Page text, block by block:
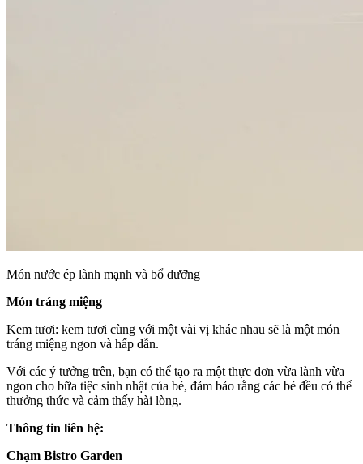
Món nước ép lành mạnh và bổ dưỡng
Món tráng miệng
Kem tươi: kem tươi cùng với một vài vị khác nhau sẽ là một món
tráng miệng ngon và hấp dẫn.
Với các ý tưởng trên, bạn có thể tạo ra một thực đơn vừa lành vừa
ngon cho bữa tiệc sinh nhật của bé, đảm bảo rằng các bé đều có thể
thưởng thức và cảm thấy hài lòng.
Thông tin liên hệ:
Chạm Bistro Garden